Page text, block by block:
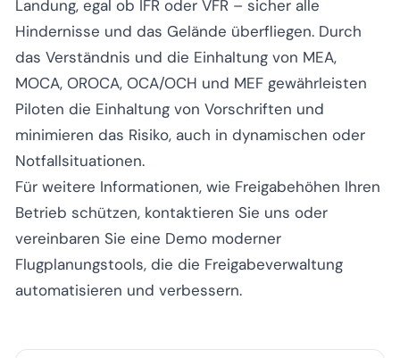
Landung, egal ob IFR oder VFR – sicher alle
Hindernisse und das Gelände überfliegen. Durch
das Verständnis und die Einhaltung von MEA,
MOCA, OROCA, OCA/OCH und MEF gewährleisten
Piloten die Einhaltung von Vorschriften und
minimieren das Risiko, auch in dynamischen oder
Notfallsituationen.
Für weitere Informationen, wie Freigabehöhen Ihren
Betrieb schützen, kontaktieren Sie uns oder
vereinbaren Sie eine Demo moderner
Flugplanungstools, die die Freigabeverwaltung
automatisieren und verbessern.